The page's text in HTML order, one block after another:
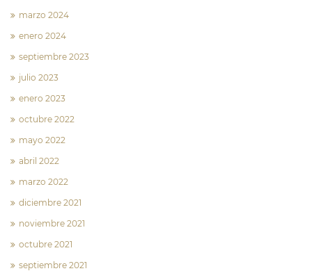
marzo 2024
enero 2024
septiembre 2023
julio 2023
enero 2023
octubre 2022
mayo 2022
abril 2022
marzo 2022
diciembre 2021
noviembre 2021
octubre 2021
septiembre 2021